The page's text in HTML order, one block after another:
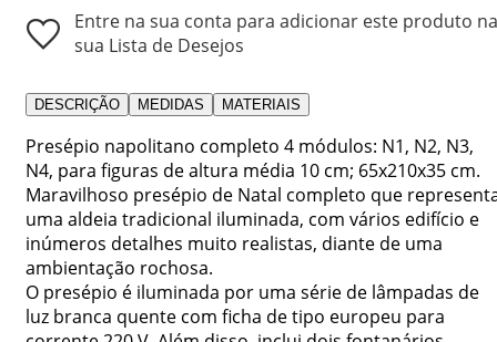
Entre na sua conta para adicionar este produto na
sua Lista de Desejos
DESCRIÇÃO MEDIDAS MATERIAIS
Presépio napolitano completo 4 módulos: N1, N2, N3,
N4, para figuras de altura média 10 cm; 65x210x35 cm.
Maravilhoso presépio de Natal completo que
uma aldeia tradicional iluminada, com vários edifício e
inúmeros detalhes muito realistas, diante de uma
ambientação rochosa.
O presépio é iluminada por uma série de lâmpadas de
luz branca quente com ficha de tipo europeu para